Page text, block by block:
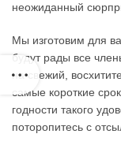
неожиданный
Мы изготовим для
будут рады все
на свежий,
самые короткие
годности такого
поторопитесь с